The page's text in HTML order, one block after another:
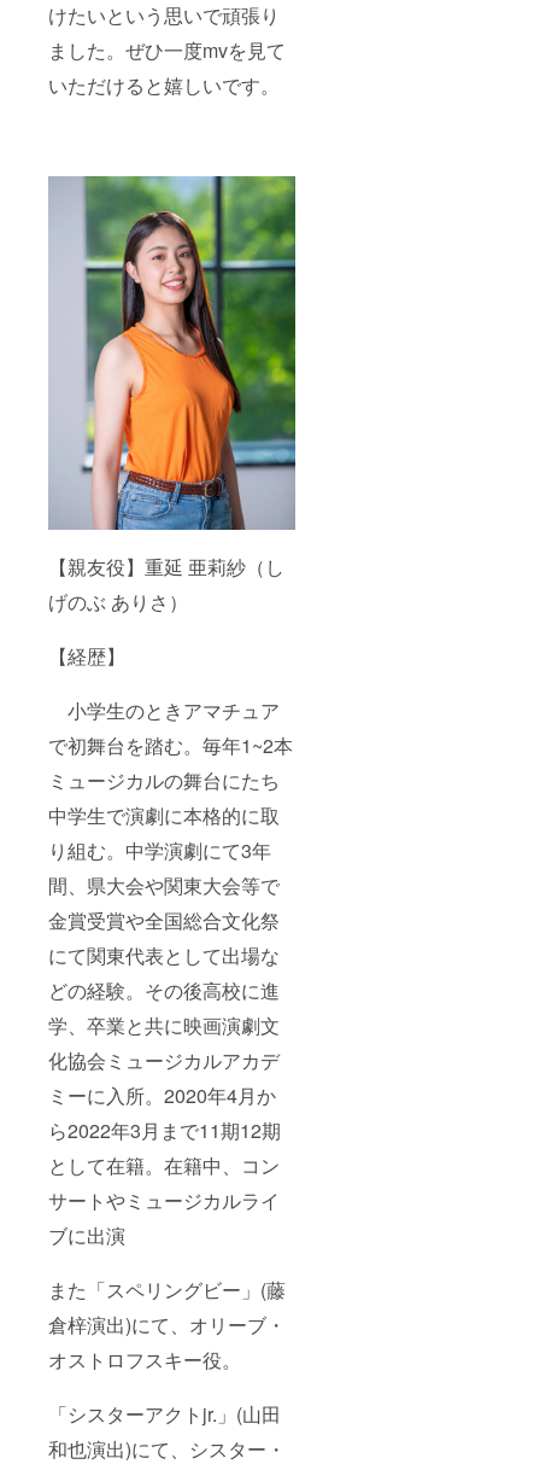
けたいという思いで頑張り
ました。ぜひ一度mvを見て
いただけると嬉しいです。
【親友役】重延 亜莉紗（し
げのぶ ありさ）
【経歴】
小学生のときアマチュア
で初舞台を踏む。毎年1~2本
ミュージカルの舞台にたち
中学生で演劇に本格的に取
り組む。中学演劇にて3年
間、県大会や関東大会等で
金賞受賞や全国総合文化祭
にて関東代表として出場な
どの経験。その後高校に進
学、卒業と共に映画演劇文
化協会ミュージカルアカデ
ミーに入所。2020年4月か
ら2022年3月まで11期12期
として在籍。在籍中、コン
サートやミュージカルライ
ブに出演
また「スペリングビー」(藤
倉梓演出)にて、オリーブ・
オストロフスキー役。
「シスターアクトjr.」(山田
和也演出)にて、シスター・